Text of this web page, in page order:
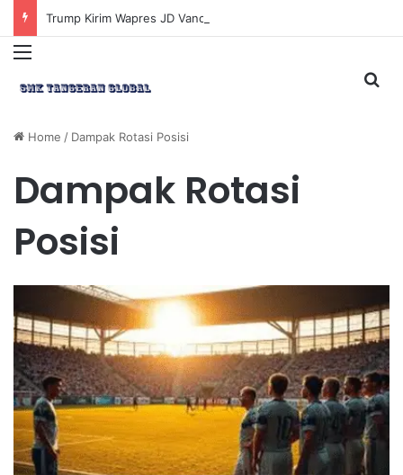
Menu
Home / Dampak Rotasi Posisi
Dampak Rotasi
Posisi